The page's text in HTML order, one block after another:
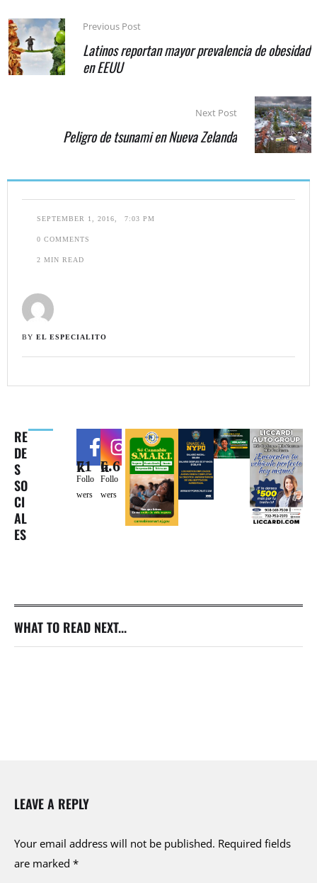
SEPTEMBER 1, 2016 7:03 PM
0 COMMENTS
2 MIN READ
BY EL ESPECIALITO
RE
DE
S
SO
CI
AL
ES
71k
Follo
wers
6.6k
Follo
wers
Previous Post
Latinos reportan mayor prevalencia de obesidad
en EEUU
Next Post
Peligro de tsunami en Nueva Zelanda
WHAT TO READ NEXT...
LEAVE A REPLY
Your email address will not be published. Required fields
are marked *